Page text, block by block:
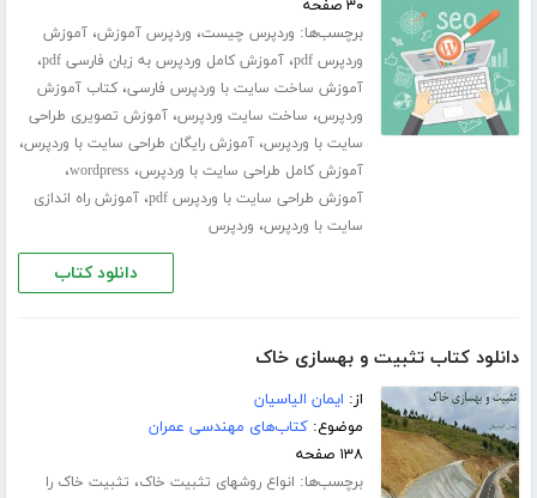
۳۰ صفحه
برچسب‌ها: وردپرس چیست، وردپرس آموزش،آموزش
وردپرس pdf
،آموزش کامل وردپرس به زبان فارسی pdf ،
آموزش ساخت سایت با وردپرس فارسی،کتاب آموزش
وردپرس، ساخت سایت وردپرس،آموزش تصویری طراحی
سایت با وردپرس،آموزش رایگان طراحی سایت با وردپرس،
آموزش کامل طراحی سایت با وردپرس،wordpress،
آموزش طراحی سایت با وردپرس pdf ،آموزش راه اندازی
سایت با وردپرس، وردپرس
دانلود کتاب
دانلود کتاب تثبیت و بهسازی خاک
از: ایمان الیاسیان
موضوع:کتاب‌های مهندسی عمران
۱۳۸ صفحه
برچسب‌ها: انواع روشهای تثبیت خاک، تثبیت خاک را